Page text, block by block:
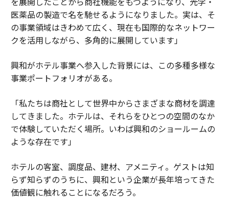
医薬品の製造で名を馳せるようになりました。実は、そ
の事業領域はきわめて広く、現在も国際的なネットワー
クを活用しながら、多角的に展開しています」
興和がホテル事業へ参入した背景には、この多種多様な
事業ポートフォリオがある。
「私たちは商社として世界中からさまざまな商材を調達
してきました。ホテルは、それらをひとつの空間のなか
で体験していただく場所。いわば興和のショールームの
ような存在です」
ホテルの客室、調度品、建材、アメニティ。ゲストは知
らず知らずのうちに、興和という企業が長年培ってきた
価値観に触れることになるだろう。